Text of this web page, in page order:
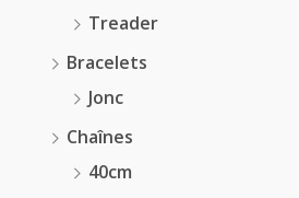
Treader
Bracelets
Jonc
Chaînes
40cm